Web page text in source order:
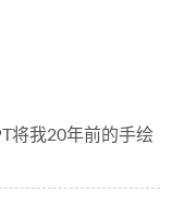
将我20年前的手绘